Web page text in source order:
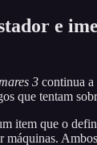
e
3 continua a
que tentam
item que o
máquinas.